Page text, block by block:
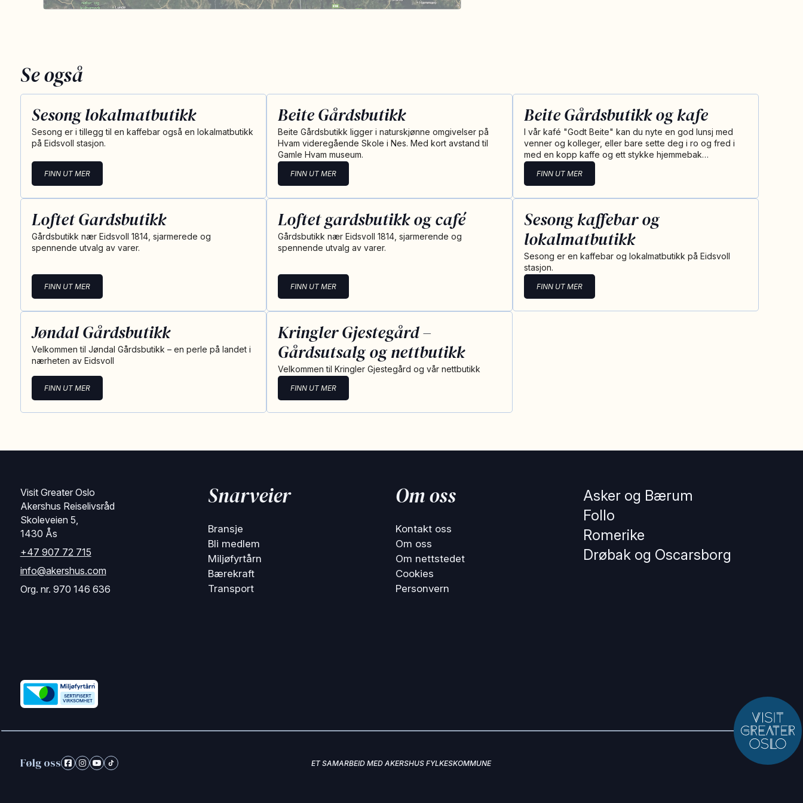
Se også
Sesong lokalmatbutikk
Sesong er i tillegg til en kaffebar også en lokalmatbutikk
på Eidsvoll stasjon.
FINN UT MER
Beite Gårdsbutikk
Beite Gårdsbutikk ligger i naturskjønne omgivelser på
Hvam videregående Skole i Nes. Med kort avstand til
Gamle Hvam museum.
FINN UT MER
Beite Gårdsbutikk og kafe
I vår kafé "Godt Beite" kan du nyte en god lunsj med
venner og kolleger, eller bare sette deg i ro og fred i
med en kopp kaffe og ett stykke hjemmebak…
FINN UT MER
Loftet Gardsbutikk
Gårdsbutikk nær Eidsvoll 1814, sjarmerede og
spennende utvalg av varer.
FINN UT MER
Loftet gardsbutikk og café
Gårdsbutikk nær Eidsvoll 1814, sjarmerende og
spennende utvalg av varer.
FINN UT MER
Sesong kaffebar og
lokalmatbutikk
Sesong er en kaffebar og lokalmatbutikk på Eidsvoll
stasjon.
FINN UT MER
Jøndal Gårdsbutikk
Velkommen til Jøndal Gårdsbutikk – en perle på landet i
nærheten av Eidsvoll
FINN UT MER
Kringler Gjestegård –
Gårdsutsalg og nettbutikk
Velkommen til Kringler Gjestegård og vår nettbutikk
FINN UT MER
Visit Greater Oslo
Akershus Reiselivsråd
Skoleveien 5,
1430 Ås
+47 907 72 715
info@akershus.com
Org. nr. 970 146 636
Snarveier
Bransje
Bli medlem
Miljøfyrtårn
Bærekraft
Transport
Om oss
Kontakt oss
Om oss
Om nettstedet
Cookies
Personvern
Asker og Bærum
Follo
Romerike
Drøbak og Oscarsborg
Følg oss ET SAMARBEID MED AKERSHUS FYLKESKOMMUNE